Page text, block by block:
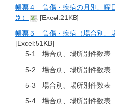
帳票４ 負傷・疾病の月別、曜
別）
[Excel:21KB]
帳票５ 負傷・疾病（場合別、
[Excel:51KB]
5-1 場合別、場所別件数表
5-2 場合別、場所別件数表
5-3 場合別、場所別件数表
5-4 場合別、場所別件数表